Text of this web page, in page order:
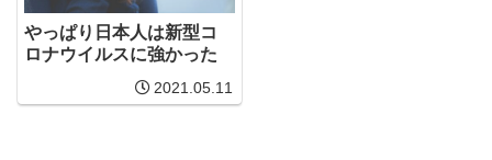
やっぱり日本人は新型コ
ロナウイルスに強かった
2021.05.11